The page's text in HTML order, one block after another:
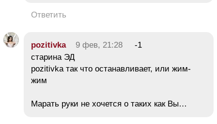
Ответить
pozitivka 9 фев, 21:28
-1
старина ЭД
pozitivka так что останавливает, или жим-
жим
Марать руки не хочется о таких как Вы…